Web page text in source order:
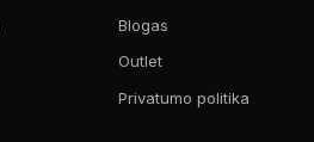
Blogas
Outlet
Privatumo politika